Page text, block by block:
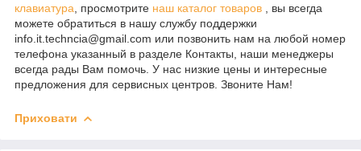
клавиатура , просмотрите наш каталог товаров , вы всегда
можете обратиться в нашу службу поддержки
info.it.techncia@gmail.com или позвонить нам на любой номер
телефона указанный в разделе Контакты, наши менеджеры
всегда рады Вам помочь. У нас низкие цены и интересные
предложения для сервисных центров. Звоните Нам!
Приховати